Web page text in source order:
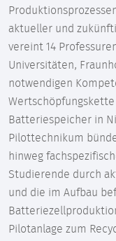
aktueller und
vereint 14
Universitäten,
notwendigen
Batteriespeicher in
Pilottechnikum
hinweg
Studierende durch
und die im Aufbau
Pilotanlage zum